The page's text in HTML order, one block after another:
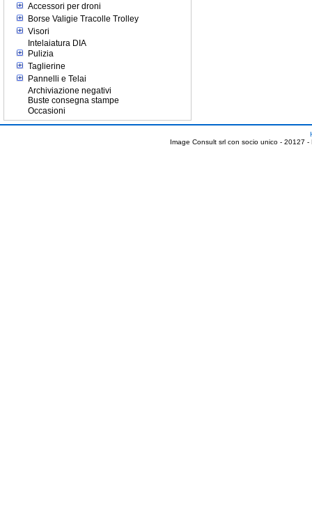
Accessori per droni
Borse Valigie Tracolle Trolley
Visori
Intelaiatura DIA
Pulizia
Taglierine
Pannelli e Telai
Archiviazione negativi
Buste consegna stampe
Occasioni
Image Consult srl con socio unico - 20127